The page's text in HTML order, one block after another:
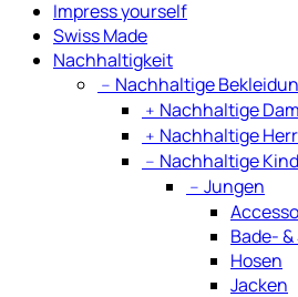
Impress yourself
Swiss Made
Nachhaltigkeit
﹣ Nachhaltige
﹢ Nachhaltige
﹢ Nachhaltige
﹣ Nachhaltige
﹣ Jungen
Bade-
Hosen
Jacken